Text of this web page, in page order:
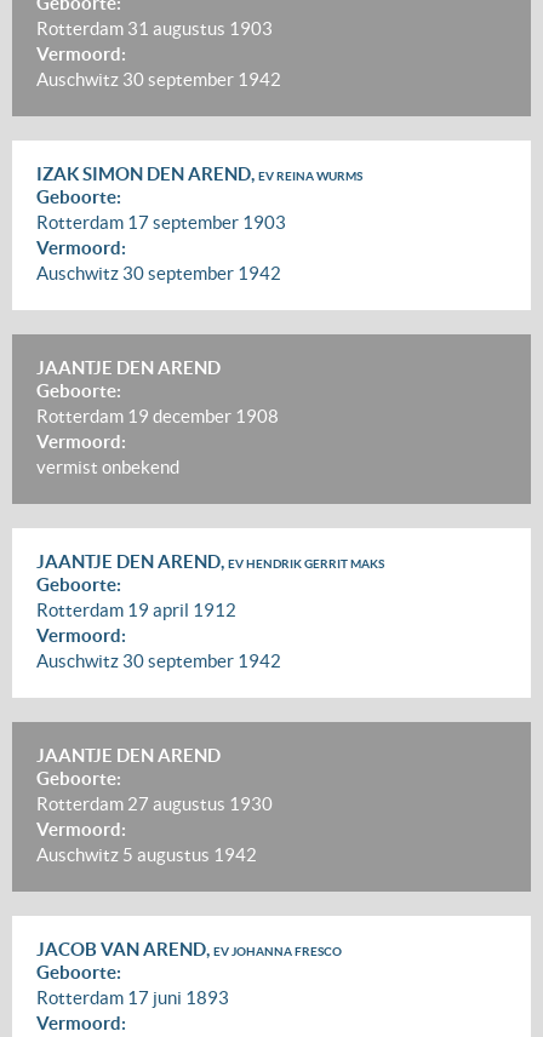
Rotterdam 31 augustus 1903
Vermoord:
Auschwitz 30 september 1942
IZAK SIMON DEN AREND, EV REINA WURMS
Geboorte:
Rotterdam 17 september 1903
Vermoord:
Auschwitz 30 september 1942
JAANTJE DEN AREND
Geboorte:
Rotterdam 19 december 1908
Vermoord:
vermist onbekend
JAANTJE DEN AREND, EV HENDRIK GERRIT MAKS
Geboorte:
Rotterdam 19 april 1912
Vermoord:
Auschwitz 30 september 1942
JAANTJE DEN AREND
Geboorte:
Rotterdam 27 augustus 1930
Vermoord:
Auschwitz 5 augustus 1942
JACOB VAN AREND, EV JOHANNA FRESCO
Geboorte:
Rotterdam 17 juni 1893
Vermoord: